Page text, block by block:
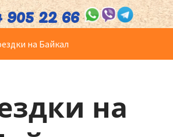
22 66
на Байкал
на